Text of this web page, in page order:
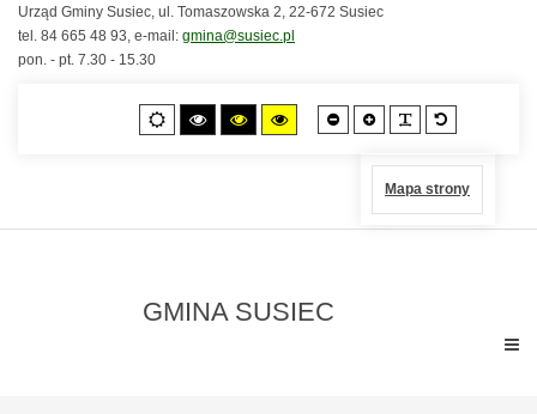
Urząd Gminy Susiec, ul. Tomaszowska 2, 22-672 Susiec
tel. 84 665 48 93, e-mail: gmina@susiec.pl
pon. - pt. 7.30 - 15.30
Tryb
domyślny
Wysoki
kontrast
Wysoki
kontrast
Wysoki
kontrast
Czcionka
mniejsza
Czcionka
większa
Czcionka
Mapa strony
GMINA SUSIEC